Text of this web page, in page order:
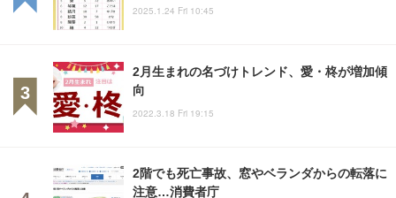
2025.1.24 Fri 10:45
2月生まれの名づけトレンド、愛・柊が増加傾
向
2022.3.18 Fri 19:15
2階でも死亡事故、窓やベランダからの転落に
注意…消費者庁